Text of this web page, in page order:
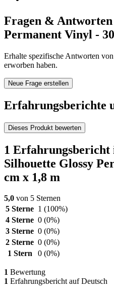
Fragen & Antworten
Permanent Vinyl -
Erhalte spezifische Antworten
erworben haben.
Neue Frage erstellen
Erfahrungsberichte
Dieses Produkt bewerten
1 Erfahrungsbericht
Silhouette Glossy
cm x 1,8 m
5,0 von 5 Sternen
5 Sterne 1 (100%)
4 Sterne 0 (0%)
3 Sterne 0 (0%)
2 Sterne 0 (0%)
1 Stern
0 (0%)
1 Bewertung
1 Erfahrungsbericht auf Deutsch